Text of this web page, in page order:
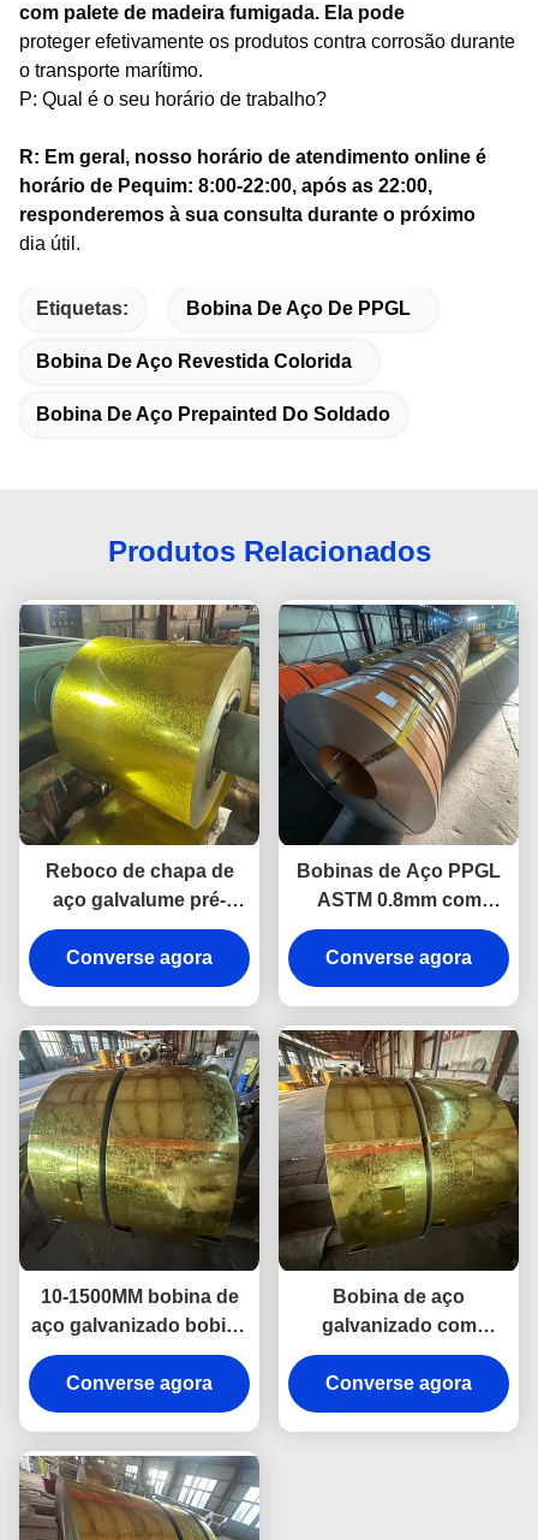
com palete de madeira fumigada. Ela pode
proteger efetivamente os produtos contra corrosão durante
o transporte marítimo.
P: Qual é o seu horário de trabalho?
R: Em geral, nosso horário de atendimento online é
horário de Pequim: 8:00-22:00, após as 22:00,
responderemos à sua consulta durante o próximo
dia útil.
Etiquetas: Bobina De Aço De PPGL
Bobina De Aço Revestida Colorida
Bobina De Aço Prepainted Do Soldado
Produtos Relacionados
Reboco de chapa de
aço galvalume pré-
pintado Gsm 550 Ppgi
Reboco de aço
Converse agora
Bobinas de Aço PPGL
ASTM 0.8mm com
Revestimento de Zinco
Pré-pintado por Imersão
a Quente
Converse agora
10-1500MM bobina de
aço galvanizado bobina
de aço galvalume
Aluzinc Az150
Converse agora
Bobina de aço
galvanizado com
revestimento de cor
GI/GL, imersão a
quente, 0,12 mm-4 mm
Converse agora